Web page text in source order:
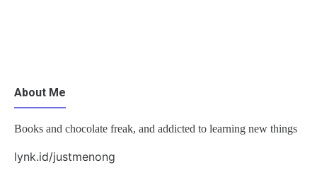
About Me
Books and chocolate freak, and addicted to learning new things
lynk.id/justmenong